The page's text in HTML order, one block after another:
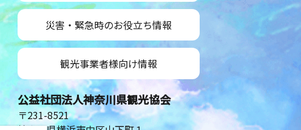
災害・緊急時のお役立ち情報
観光事業者様向け情報
公益社団法人神奈川県観光協会
〒231-8521